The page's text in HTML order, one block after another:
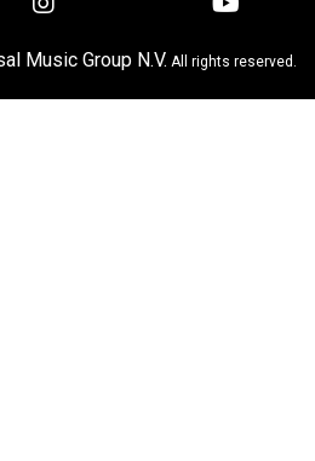
Music Group N.V. All rights reserved.